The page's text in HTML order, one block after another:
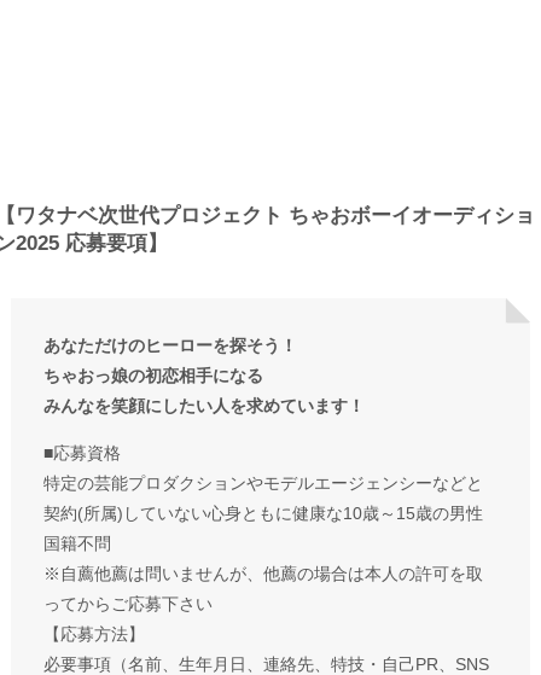
ワタナベ次世代プロジェクト ちゃおボーイオーディショ
2025 応募要項】
あなただけのヒーローを探そう！
ちゃおっ娘の初恋相⼿になる
みんなを笑顔にしたい⼈を求めています！
■応募資格
特定の芸能プロダクションやモデルエージェンシーなどと
契約(所属)していない心身ともに健康な10歳～15歳の男性
国籍不問
※自薦他薦は問いませんが、他薦の場合は本人の許可を取
ってからご応募下さい
【応募方法】
必要事項（名前、生年月日、連絡先、特技・自己PR、SNS